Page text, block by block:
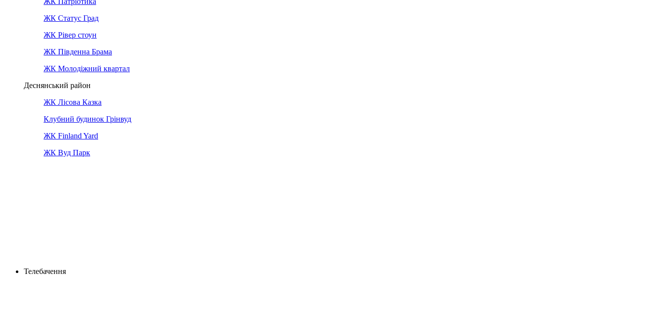
ЖК Статус Град
ЖК Рівер стоун
ЖК Південна Брама
ЖК Молодіжний квартал
Деснянський район
ЖК Лісова Казка
Клубний будинок Грінвуд
ЖК Finland Yard
ЖК Вуд Парк
Телебачення